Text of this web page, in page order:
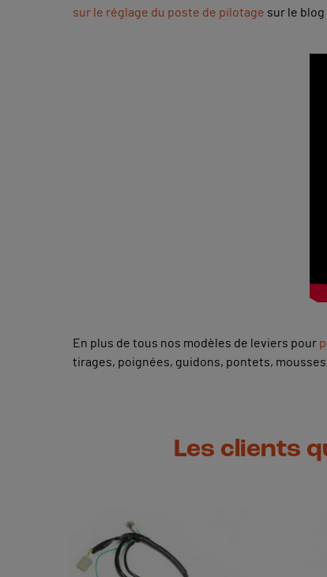
sur le réglage du poste de pilotage sur le
En plus de tous nos modèles de leviers pour
tirages, poignées, guidons, pontets, mousses
Les clients